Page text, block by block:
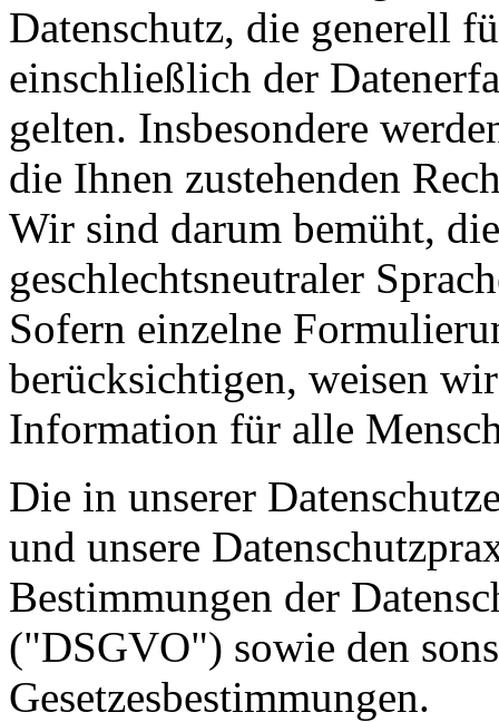
Datenschutz, die generell
einschließlich der
gelten. Insbesondere
die Ihnen zustehenden
Wir sind darum bemüht,
geschlechtsneutraler
Sofern einzelne
berücksichtigen, weisen
Information für alle
Die in unserer
und unsere
Bestimmungen der
("DSGVO") sowie den
Gesetzesbestimmungen.